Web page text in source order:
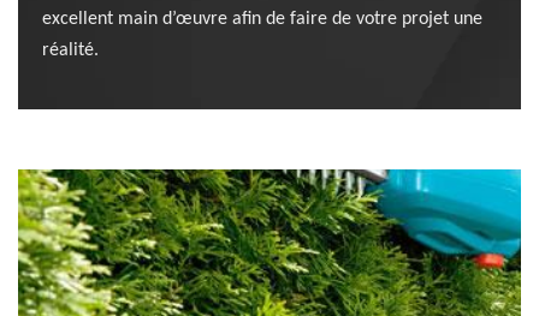
excellent main d’œuvre afin de faire de votre projet une
réalité.